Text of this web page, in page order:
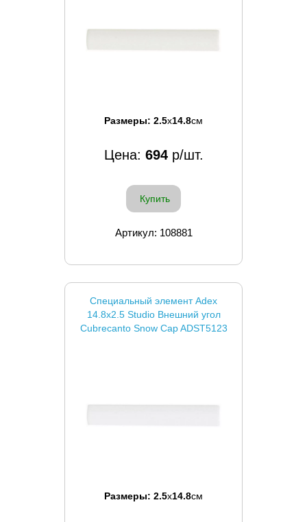
Размеры: 2.5x14.8см
Цена: 694р/шт.
Купить
Артикул: 108881
Специальный элемент Adex
14.8x2.5 Studio Внешний угол
Cubrecanto Snow Cap ADST5123
Размеры: 2.5x14.8см